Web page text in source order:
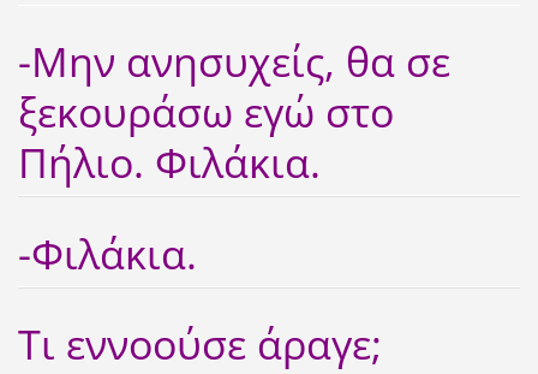
-Μην ανησυχείς, θα σε
ξεκουράσω εγώ στο
Πήλιο. Φιλάκια.
-Φιλάκια.
Τι εννοούσε άραγε;